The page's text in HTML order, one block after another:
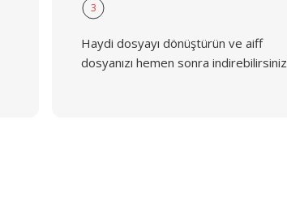
3
Haydi dosyayı dönüştürün ve aiff
dosyanızı hemen sonra indirebilirsiniz